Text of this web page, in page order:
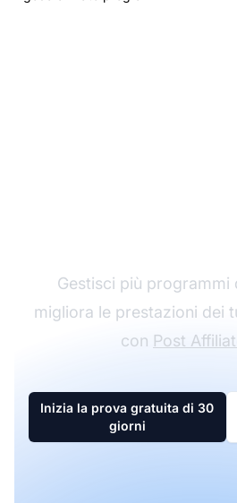
Gestisci più programmi
migliora le prestazioni dei
con Post
Inizia la prova gratuita di 30
giorni